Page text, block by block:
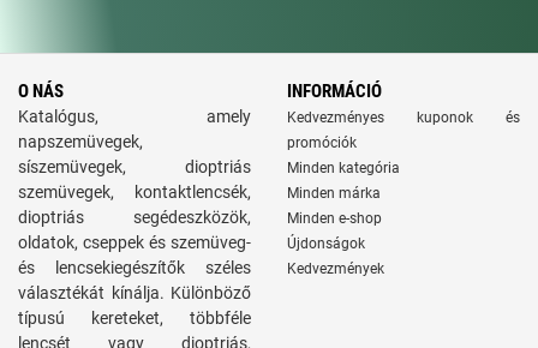
O NÁS
Katalógus, amely
napszemüvegek,
síszemüvegek, dioptriás
szemüvegek, kontaktlencsék,
dioptriás segédeszközök,
oldatok, cseppek és szemüveg-
és lencsekiegészítők széles
választékát kínálja. Különböző
típusú kereteket, többféle
lencsét vagy dioptriás,
INFORMÁCIÓ
Kedvezményes kuponok és
promóciók
Minden kategória
Minden márka
Minden e-shop
Újdonságok
Kedvezmények